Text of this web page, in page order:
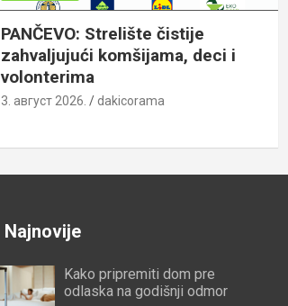
PANČEVO: Strelište čistije
zahvaljujući komšijama, deci i
volonterima
3. август 2026. dakicorama
Najnovije
Kako pripremiti dom pre
odlaska na godišnji odmor